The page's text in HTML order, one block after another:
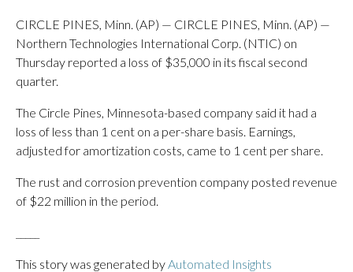
CIRCLE PINES, Minn. (AP) — CIRCLE PINES, Minn. (AP) —
Northern Technologies International Corp. (NTIC) on
Thursday reported a loss of $35,000 in its fiscal second
quarter.
The Circle Pines, Minnesota-based company said it had a
loss of less than 1 cent on a per-share basis. Earnings,
adjusted for amortization costs, came to 1 cent per share.
The rust and corrosion prevention company posted revenue
of $22 million in the period.
This story was generated byAutomated Insights